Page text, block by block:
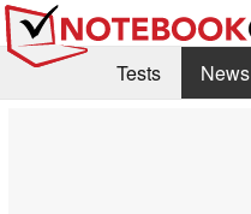
Tests News